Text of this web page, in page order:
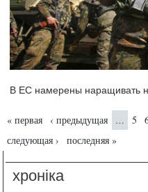
В ЕС намерены наращивать
Страницы
« первая ‹ предыдущая … 5
следующая › последняя »
хроніка